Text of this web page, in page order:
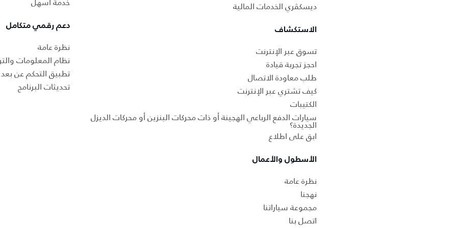
ديسكڤري الخدمات المالية
الاستكشاف
تسوق عبر الإنترنت
احجز تجربة قيادة
طلب معاودة الاتصال
كيف تشتري عبر الإنترنت
الكتيبات
سيارات الدفع الرباعي الهجينة أو ذات محركات البنزين أو محركات الديزل
الجديدة؟
ابق على اطلاع
الأسطول والأعمال
نظرة عامة
نهجنا
مجموعة سياراتنا
اتصل بنا
دعم رقمي متكامل
نظرة عامة
نظام المعلومات
تطبيق التحكم عن بعد
تحديثات البرنامج